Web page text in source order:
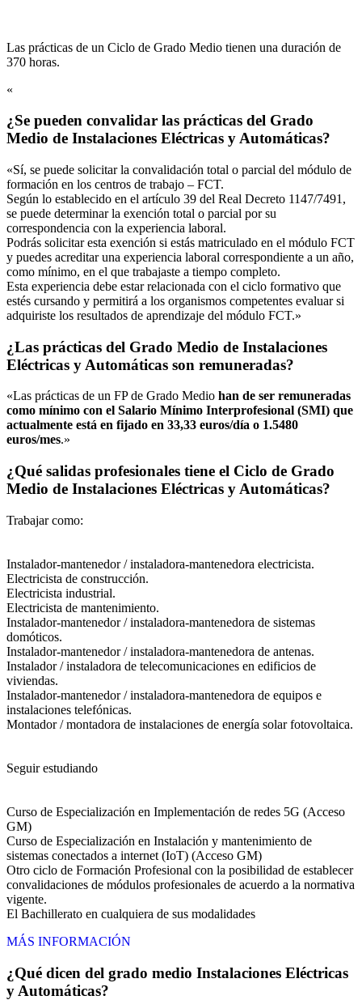
Las prácticas de un Ciclo de Grado Medio tienen una duración de
370 horas.
«
¿Se pueden convalidar las prácticas del Grado
Medio de Instalaciones Eléctricas y Automáticas?
«Sí, se puede solicitar la convalidación total o parcial del módulo de
formación en los centros de trabajo – FCT.
Según lo establecido en el artículo 39 del Real Decreto 1147/7491,
se puede determinar la exención total o parcial por su
correspondencia con la experiencia laboral.
Podrás solicitar esta exención si estás matriculado en el módulo FCT
y puedes acreditar una experiencia laboral correspondiente a un año,
como mínimo, en el que trabajaste a tiempo completo.
Esta experiencia debe estar relacionada con el ciclo formativo que
estés cursando y permitirá a los organismos competentes evaluar si
adquiriste los resultados de aprendizaje del módulo FCT.»
¿Las prácticas del Grado Medio de Instalaciones
Eléctricas y Automáticas son remuneradas?
«Las prácticas de un FP de Grado Medio han de ser remuneradas
como mínimo con el Salario Mínimo Interprofesional (SMI) que
actualmente está en fijado en 33,33 euros/día o 1.5480
euros/mes.»
¿Qué salidas profesionales tiene el Ciclo de Grado
Medio de Instalaciones Eléctricas y Automáticas?
Trabajar como:
Instalador-mantenedor / instaladora-mantenedora electricista.
Electricista de construcción.
Electricista industrial.
Electricista de mantenimiento.
Instalador-mantenedor / instaladora-mantenedora de sistemas
domóticos.
Instalador-mantenedor / instaladora-mantenedora de antenas.
Instalador / instaladora de telecomunicaciones en edificios de
viviendas.
Instalador-mantenedor / instaladora-mantenedora de equipos e
instalaciones telefónicas.
Montador / montadora de instalaciones de energía solar fotovoltaica.
Seguir estudiando
Curso de Especialización en Implementación de redes 5G (Acceso
GM)
Curso de Especialización en Instalación y mantenimiento de
sistemas conectados a internet (IoT) (Acceso GM)
Otro ciclo de Formación Profesional con la posibilidad de establecer
convalidaciones de módulos profesionales de acuerdo a la normativa
vigente.
El Bachillerato en cualquiera de sus modalidades
MÁS INFORMACIÓN
¿Qué dicen del grado medio Instalaciones Eléctricas
y Automáticas?